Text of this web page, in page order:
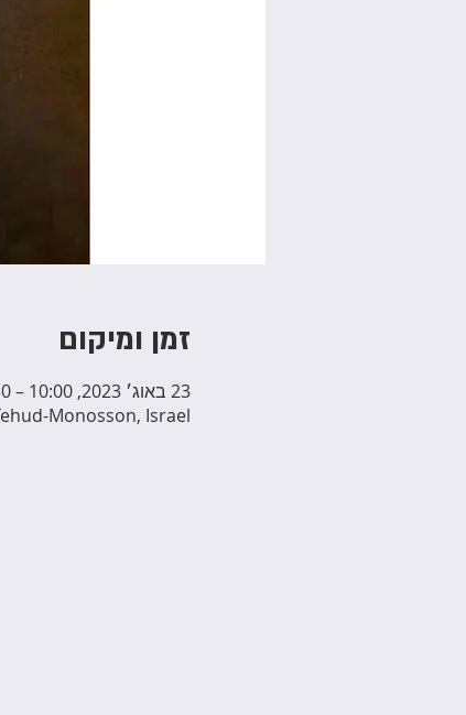
זמן ומיקום
23 באוג׳ 2023, 10:00 – 12:30
Monosson, Israel